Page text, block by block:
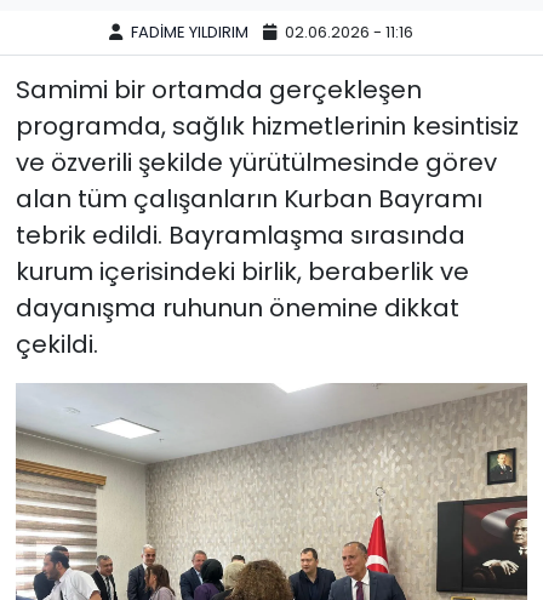
FADİME YILDIRIM 02.06.2026 - 11:16
Samimi bir ortamda gerçekleşen
programda, sağlık hizmetlerinin kesintisiz
ve özverili şekilde yürütülmesinde görev
alan tüm çalışanların Kurban Bayramı
tebrik edildi. Bayramlaşma sırasında
kurum içerisindeki birlik, beraberlik ve
dayanışma ruhunun önemine dikkat
çekildi.